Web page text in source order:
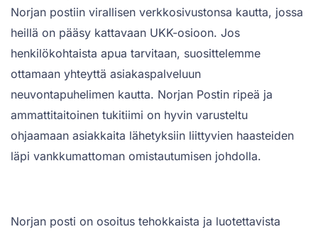
Norjan postiin virallisen verkkosivustonsa kautta, jossa
heillä on pääsy kattavaan UKK-osioon. Jos
henkilökohtaista apua tarvitaan, suosittelemme
ottamaan yhteyttä asiakaspalveluun
neuvontapuhelimen kautta. Norjan Postin ripeä ja
ammattitaitoinen tukitiimi on hyvin varusteltu
ohjaamaan asiakkaita lähetyksiin liittyvien haasteiden
läpi vankkumattoman omistautumisen johdolla.
Norjan posti on osoitus tehokkaista ja luotettavista